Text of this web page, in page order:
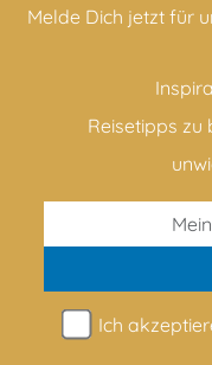
Melde Dich jetzt für
Reisetipps zu
Ich